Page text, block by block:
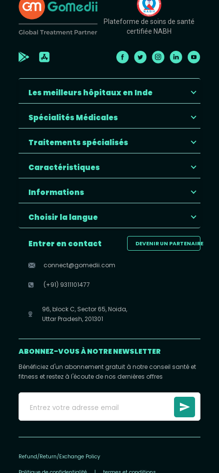
Plateforme de soins de santé
certifiée NABH
Les meilleurs hôpitaux en Inde
Spécialités Médicales
Traitements spécialisés
Caractéristiques
Informations
Choisir la langue
DEVENIR UN PARTENAIRE
Entrer en contact
connect@gomedii.com
(+91) 9311101477
96, block C, Sector 65, Noida,
Uttar Pradesh, 201301
ABONNEZ-VOUS À NOTRE NEWSLETTER
Bénéficiez d'un abonnement gratuit à notre conseil santé et
fitness et restez à l'écoute de nos dernières offres
Refund/Return/Exchange Policy